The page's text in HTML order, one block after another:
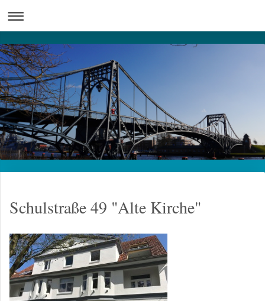
Schulstraße 49 "Alte Kirche"